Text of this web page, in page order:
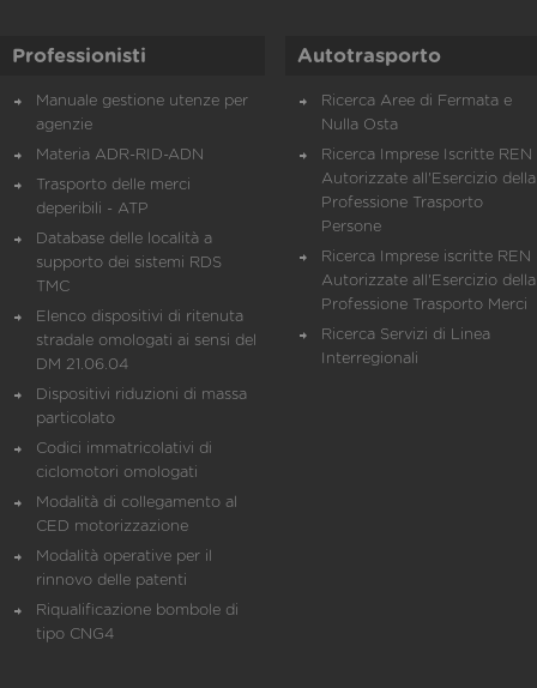
Professionisti
Manuale gestione utenze per
agenzie
Materia ADR-RID-ADN
Trasporto delle merci
deperibili - ATP
Database delle località a
supporto dei sistemi RDS
TMC
Elenco dispositivi di ritenuta
stradale omologati ai sensi del
DM 21.06.04
Dispositivi riduzioni di massa
particolato
Codici immatricolativi di
ciclomotori omologati
Modalità di collegamento al
CED motorizzazione
Modalità operative per il
rinnovo delle patenti
Riqualificazione bombole di
tipo CNG4
Autotrasporto
Ricerca Aree di Fermata e
Nulla Osta
Ricerca Imprese Iscritte REN
Autorizzate all'Esercizio della
Professione Trasporto
Persone
Ricerca Imprese iscritte REN
Autorizzate all'Esercizio della
Professione Trasporto Merci
Ricerca Servizi di Linea
Interregionali